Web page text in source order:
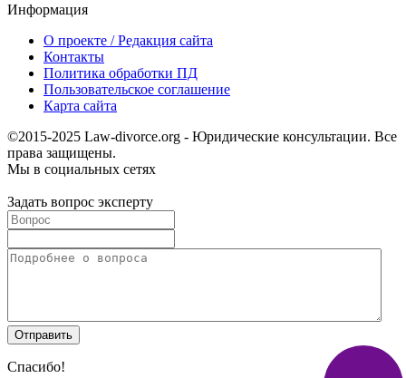
Информация
О проекте / Редакция сайта
Контакты
Политика обработки ПД
Пользовательское соглашение
Карта сайта
©2015-2025 Law-divorce.org - Юридические консультации. Все
права защищены.
Мы в социальных сетях
Задать вопрос эксперту
Спасибо!